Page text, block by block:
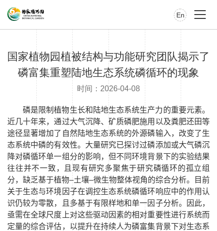
En
国家植物园植被结构与功能研究团队揭示了
磷富集重塑陆地生态系统磷循环的现象
时间：2026-04-08
磷是限制植物生长和陆地生态系统生产力的重要元素。
近几十年来，通过大气沉降、矿质磷肥施用以及粪肥还田等
途径显著增加了自然陆地生态系统的外源磷输入，改变了生
态系统中磷的有效性。大量研究已探讨过磷添加或大气磷沉
降对磷循环单一组分的影响，但不同环境背景下的实验结果
往往并不一致，且现有研究多聚焦于研究磷循环的孤立组
分，缺乏基于植物–土壤–微生物整体视角的综合分析。目前
关于生态与环境因子在调控生态系统磷循环响应中的作用认
识仍较为零散，且多基于有限样地和单一因子分析。因此，
亟需在全球尺度上对这些驱动因素的相对重要性进行系统而
定量的综合评估，以提升在持续人为磷富集背景下对生态系